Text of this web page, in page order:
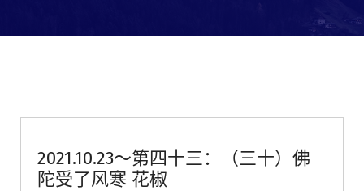
2021.10.23～第四十三：（三十）佛
陀受了风寒 花椒